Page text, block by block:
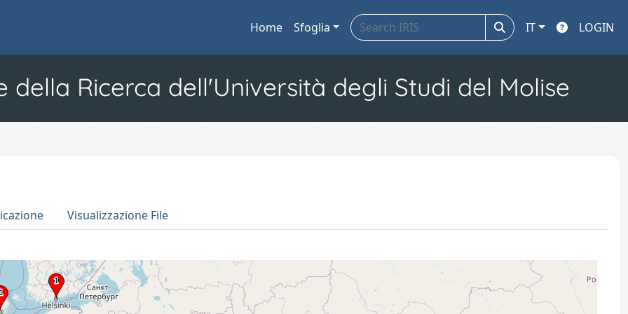
Home Sfoglia IT LOGIN
della Ricerca dell'Università degli Studi del Molise
Visualizzazione File